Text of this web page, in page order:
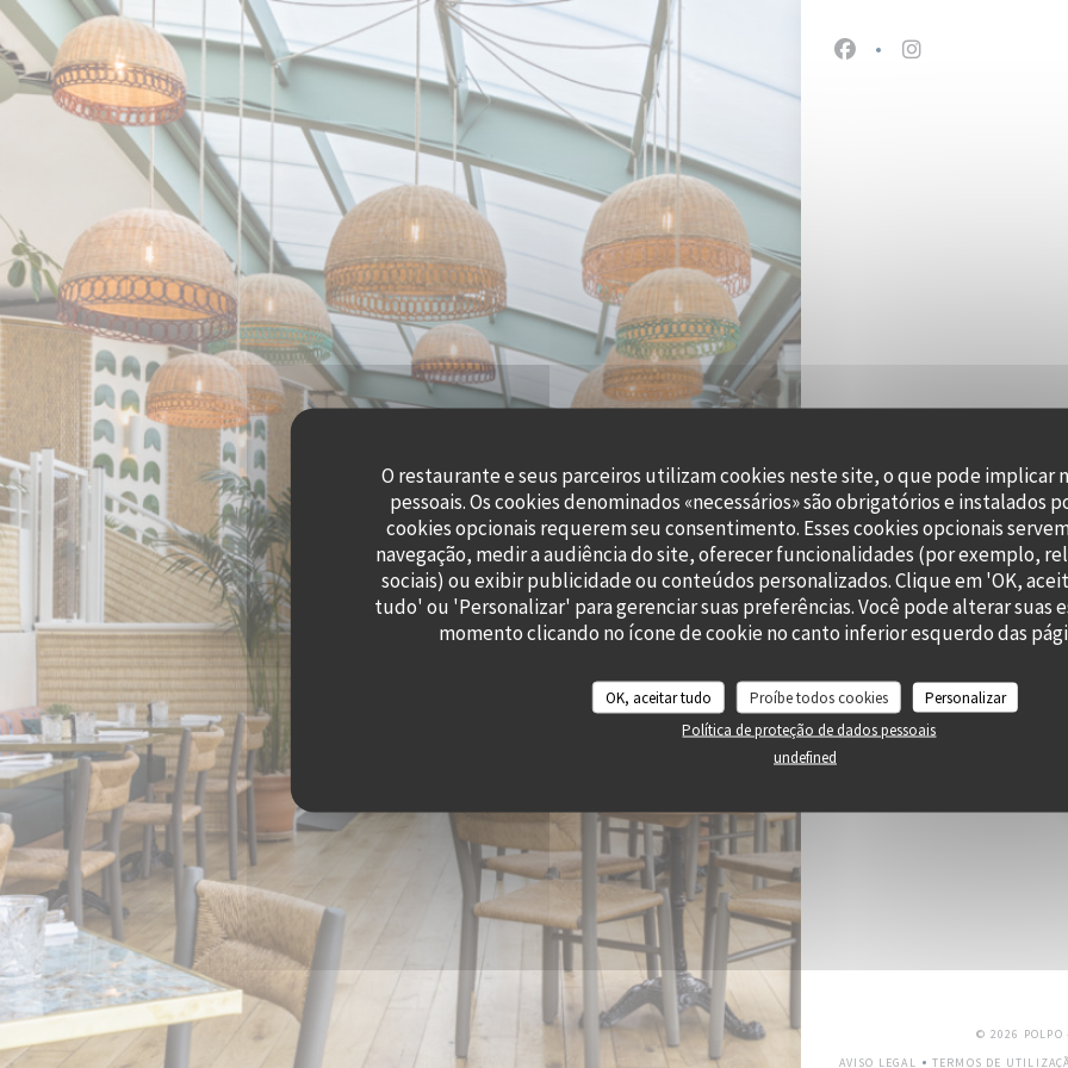
Painel de Gerenciamento de Cookies
O restaurante e seus parceiros utilizam cookies neste site, o que pode implicar
pessoais. Os cookies denominados «necessários» são obrigatórios e instalados
cookies opcionais requerem seu consentimento. Esses cookies opcionais
navegação, medir a audiência do site, oferecer funcionalidades (por exemplo,
sociais) ou exibir publicidade ou conteúdos personalizados. Clique em 'OK,
tudo' ou 'Personalizar' para gerenciar suas preferências. Você pode alterar suas
momento clicando no ícone de cookie no canto inferior esquerdo das
OK, aceitar tudo Proíbe todos cookies
Personalizar
Política de proteção de dados pessoais
undefined
Facebook ((abre numa
Instagram ((abre
47,
Subscrever a nossa
© 2026 POLPO
AVISO LEGAL
TERMOS DE